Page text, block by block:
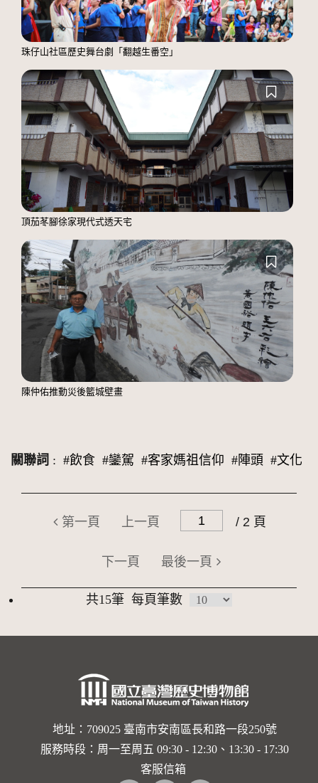
珠仔山社區歷史舞台劇「翻越生番空」
頂茄苳腳徐家現代式透天宅
陳仲佑推動災後籃城壁畫
關聯詞 : #飲食 #鑾駕 #客家媽祖信仰 #陣頭 #文化
第一頁 上一頁 / 2 頁
下一頁 最後一頁
共15筆 每頁筆數
地址：709025 臺南市安南區長和路一段250號
服務時段：周一至周五 09:30 - 12:30、13:30 - 17:30
客服信箱